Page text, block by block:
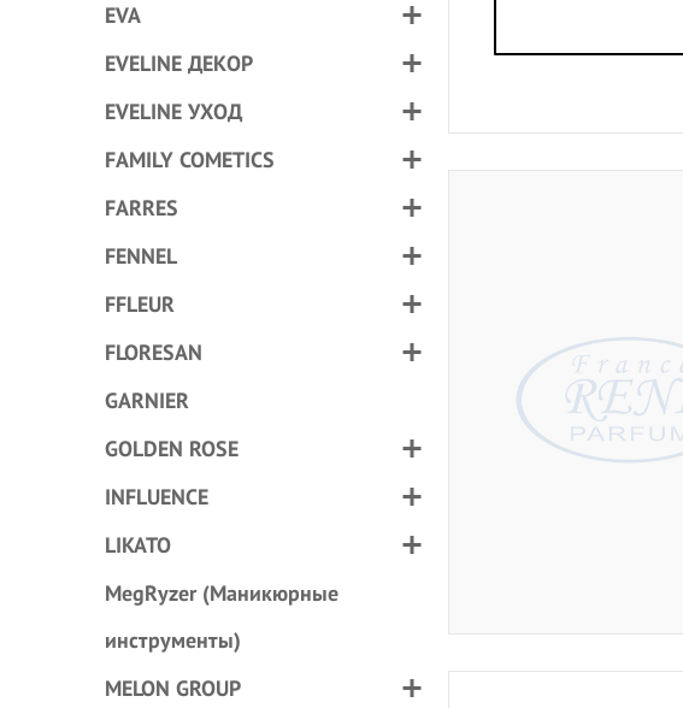
EVA
EVELINE ДЕКОР
EVELINE УХОД
FAMILY COMETICS
FARRES
FENNEL
FFLEUR
FLORESAN
GARNIER
GOLDEN ROSE
INFLUENCE
LIKATO
MegRyzer (Маникюрные
инструменты)
MELON GROUP